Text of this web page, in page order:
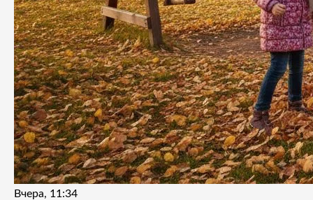
Вчера, 11:34